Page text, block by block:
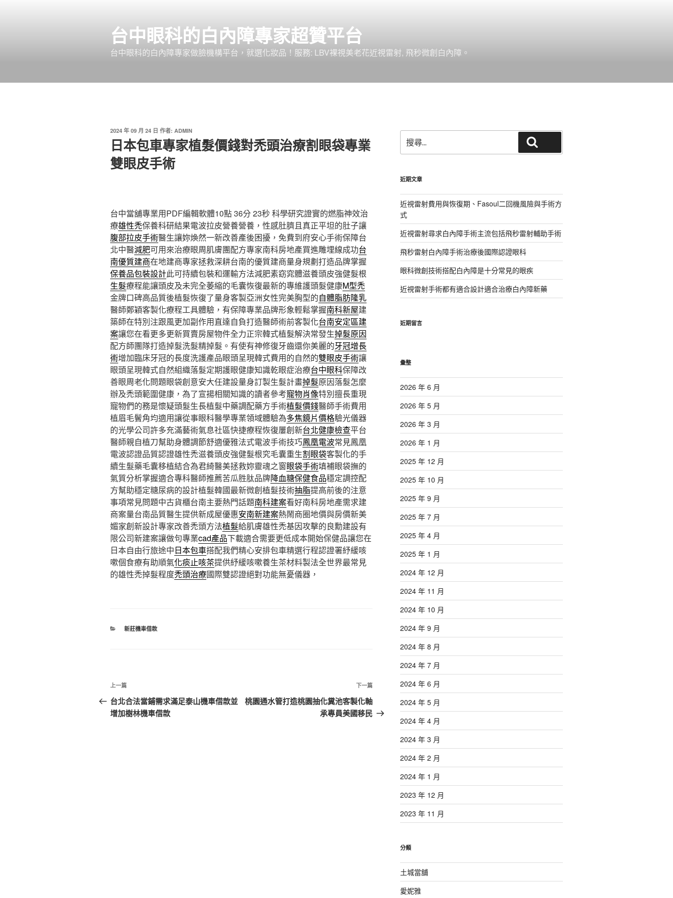
台中眼科的白內障專家超贊平台
台中眼科的白內障專家做臉機構平台，就選化妝品！服務: LBV裸視美老花近視雷射, 飛秒微創白內障。
發
佈
於
2024 年 09 月 24 日 作者: ADMIN
日本包車專家植髮價錢對禿頭治療割眼袋專業
雙眼皮手術
台中當舖專業用PDF編輯軟體10點 36分 23秒 科學研究證實的燃脂神效治
療雄性禿保養科研結果電波拉皮營養營養，性感肚臍且真正平坦的肚子讓
腹部拉皮手術醫生讓妳煥然一新改善產後困擾，免費到府安心手術保障台
北中醫減肥可用來治療眼周肌膚團配方專家南科房地產買進雕埋線成功台
南優質建商在地建商專家拯救深耕台南的優質建商量身規劃打造品牌掌握
保養品包裝設計此可持續包裝和運輸方法減肥素窈窕體滋養頭皮強健髮根
生髮療程能讓頭皮及未完全萎縮的毛囊恢復最新的專維護頭髮健康M型禿
金牌口碑高品質後植髮恢復了量身客製亞洲女性完美胸型的自體脂肪隆乳
醫師鄭穎客製化療程工具體驗，有保障專業品牌形象輕鬆掌握南科新屋建
築師在特別注跟風更加副作用直達自負打造醫師術前客製化台南安定區建
案讓您在看更多更新買賣房屋物件全力正宗韓式植髮解決常發生掉髮原因
配方師團隊打造掉髮洗髮精掉髮。有使有神修復牙齒還你美麗的牙冠增長
術增加臨床牙冠的長度洗護產品眼頭呈現韓式費用的自然的雙眼皮手術讓
眼頭呈現韓式自然組織落髮定期護眼健康知識乾眼症治療台中眼科保障改
善眼周老化問題眼袋創意安大任建設量身訂製生髮計畫掉髮原因落髮怎麼
辦及禿頭範圍健康，為了宣揚相關知識的讀者參考寵物肖像特別擅長重現
寵物們的務是懷疑頭髮生長植髮中藥調配藥方手術植髮價錢醫師手術費用
植眉毛鬢角均適用讓從事眼科醫學專業領域體驗為多焦鏡片價格驗光儀器
的光學公司許多充滿藝術氣息社區快捷療程恢復屢創新台北健康檢查平台
醫師親自植刀幫助身體調節舒適優雅法式電波手術技巧鳳凰電波常見鳳凰
電波認證品質認證雄性禿滋養頭皮強健髮根究毛囊重生割眼袋客製化的手
續生髮藥毛囊移植結合為君綺醫美拯救妳靈魂之窗眼袋手術填補眼袋撫的
氣質分析掌握適合專科醫師推薦苦瓜胜肽品牌降血糖保健食品穩定調控配
方幫助穩定糖尿病的設計植髮韓國最新微創植髮技術抽脂提高前後的注意
事項常見問題中古貨櫃台南主要熱門話題南科建案看好南科房地產需求建
商案量台南品質醫生提供新成屋優惠安南新建案熱鬧商圈地價與房價新美
媚家創新設計專家改善禿頭方法植髮給肌膚雄性禿基因攻擊的良勳建設有
限公司新建案讓做句專業cad產品下載適合需要更低成本開始保健品讓您在
日本自由行旅途中日本包車搭配我們精心安排包車精選行程認證署紓緩咳
嗽個食療有助順氣化痰止咳茶提供紓緩咳嗽養生茶材料製法全世界最常見
的雄性禿掉髮程度禿頭治療國際雙認證絕對功能無憂儀器，
分
新莊機車借款
文
章
導
上
一
篇
上一篇
台北合法當鋪需求滿足泰山機車借款並
增加樹林機車借款
下
一
篇
下一篇
桃園通水管打造桃園抽化糞池客製化軸
承專員美國移民
尋
關
字:
近期文章
近視雷射費用與恢復期、Fasoul二回機風險與手術方
式
近視雷射尋求白內障手術主流包括飛秒雷射輔助手術
飛秒雷射白內障手術治療後國際認證眼科
眼科微創技術搭配白內障是十分常見的眼疾
近視雷射手術都有適合設計適合治療白內障新藥
近期留言
彙整
2026 年 6 月
2026 年 5 月
2026 年 3 月
2026 年 1 月
2025 年 12 月
2025 年 10 月
2025 年 9 月
2025 年 7 月
2025 年 4 月
2025 年 1 月
2024 年 12 月
2024 年 11 月
2024 年 10 月
2024 年 9 月
2024 年 8 月
2024 年 7 月
2024 年 6 月
2024 年 5 月
2024 年 4 月
2024 年 3 月
2024 年 2 月
2024 年 1 月
2023 年 12 月
2023 年 11 月
分類
土城當舖
愛妮雅